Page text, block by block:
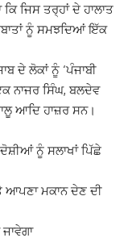
ਜਿਸ ਤਰ੍ਹਾਂ ਦੇ ਹਾਲਾਤ
ਨੂੰ ਸਮਝਦਿਆਂ ਇੱਕ
ਦੇ ਲੋਕਾਂ ਨੂੰ ‘ਪੰਜਾਬੀ
ਨਾਜਰ ਸਿੰਘ, ਬਲਦੇਵ
ਆਦਿ ਹਾਜ਼ਰ ਸਨ।
ਨੂੰ ਸਲਾਖਾਂ ਪਿੱਛੇ
ਆਪਣਾ ਮਕਾਨ ਦੇਣ ਦੀ